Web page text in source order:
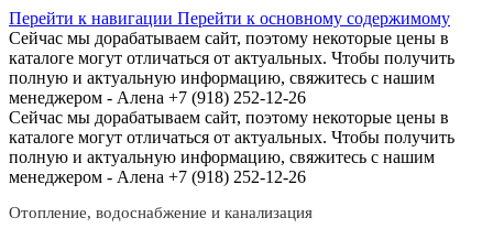
Перейти к навигации Перейти к основному содержимому
Сейчас мы дорабатываем сайт, поэтому некоторые цены в
каталоге могут отличаться от актуальных. Чтобы получить
полную и актуальную информацию, свяжитесь с нашим
менеджером - Алена +7 (918) 252-12-26
Сейчас мы дорабатываем сайт, поэтому некоторые цены в
каталоге могут отличаться от актуальных. Чтобы получить
полную и актуальную информацию, свяжитесь с нашим
менеджером - Алена +7 (918) 252-12-26
Отопление, водоснабжение и канализация